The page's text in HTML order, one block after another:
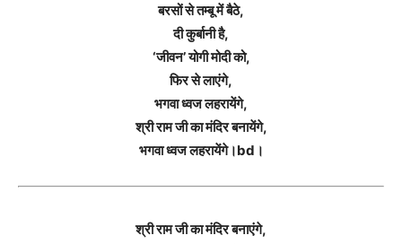
बरसों से तम्बू में बैठे,
दी कुर्बानी है,
‘जीवन’ योगी मोदी को,
फिर से लाएंगे,
भगवा ध्वज लहरायेंगे,
श्री राम जी का मंदिर बनायेंगे,
भगवा ध्वज लहरायेंगे।bd।
श्री राम जी का मंदिर बनाएंगे,